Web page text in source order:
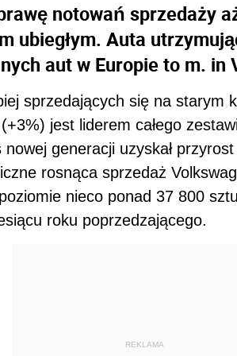
notowań sprzedaży
ubiegłym. Auta
aut w Europie to m. in
sprzedających się na starym
jest liderem całego
generacji uzyskał
rosnąca sprzedaż
nieco ponad 37 800
roku poprzedzającego.
REKLAMA